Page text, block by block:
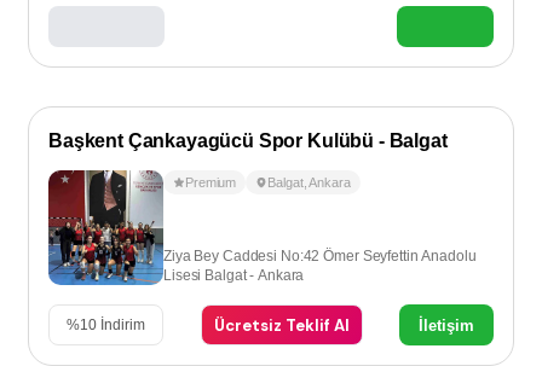
Başkent Çankayagücü Spor Kulübü - Balgat
Premium Balgat,Ankara
Ziya Bey Caddesi No:42 Ömer Seyfettin Anadolu
Lisesi Balgat - Ankara
%10 İndirim Ücretsiz Teklif Al İletişim